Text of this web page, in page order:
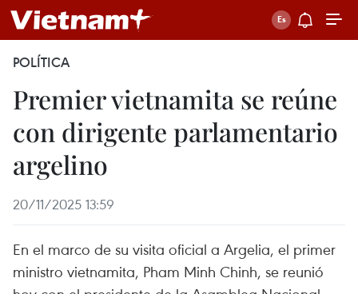
POLÍTICA
Premier vietnamita se reúne
con dirigente parlamentario
argelino
20/11/2025 13:59
En el marco de su visita oficial a Argelia, el primer
ministro vietnamita, Pham Minh Chinh, se reunió